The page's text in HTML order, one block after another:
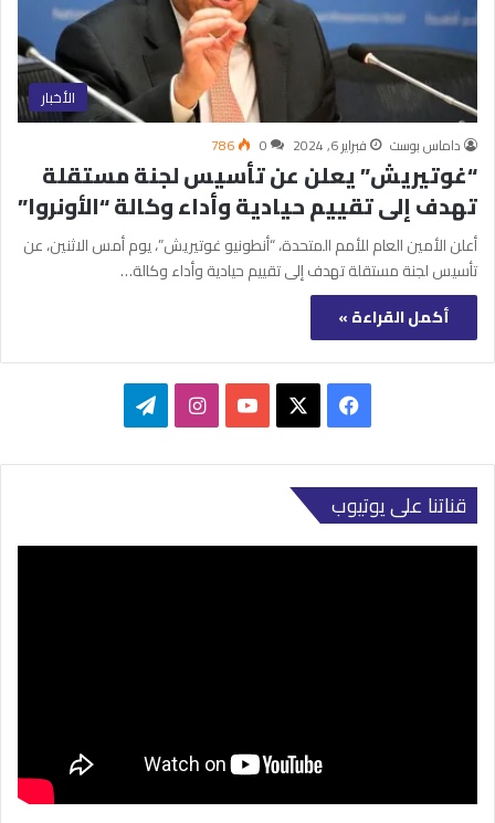
الأخبار
داماس بوست فبراير 6, 2024 0
786
“غوتيريش” يعلن عن تأسيس لجنة مستقلة
تهدف إلى تقييم حيادية وأداء وكالة “الأونروا”
أعلن الأمين العام للأمم المتحدة، “أنطونيو غوتيريش”، يوم أمس الاثنين، عن
تأسيس لجنة مستقلة تهدف إلى تقييم حيادية وأداء وكالة…
أكمل القراءة »
فيسبوك ‫YouTubeانستقرامتيلقرام
قناتنا على يوتيوب